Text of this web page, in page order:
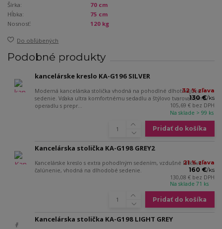
Šírka:
70 cm
Hĺbka:
75 cm
Nosnosť:
120 kg
Do obľúbených
Podobné produkty
kancelárske kreslo KA-G196 SILVER
Moderná kancelárska stolička vhodná na pohodlné dlhotrvajúce
sedenie. Vďaka ultra komfortnému sedadlu a štýlovo tvarovanému
operadlu s prepr...
32 % zľava
130 €/ks
105,69 € bez DPH
Na sklade > 99 ks
Pridať do košíka
Kancelárska stolička KA-G198 GREY2
Kancelárske kreslo s extra pohodlným sedením, vzdušné látkové
čalúnenie, vhodná na dlhodobé sedenie.
21 % zľava
160 €/ks
130,08 € bez DPH
Na sklade 71 ks
Pridať do košíka
Kancelárska stolička KA-G198 LIGHT GREY